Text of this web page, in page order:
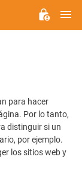
para hacer
Por lo tanto,
distinguir si un
por ejemplo.
los sitios web y